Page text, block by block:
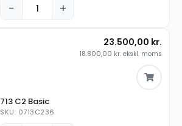
− +
713 C2 Basic
SKU: 0713C236
23.500,00 kr.
18.800,00 kr. ekskl. moms